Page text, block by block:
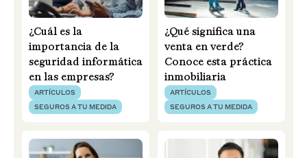
¿Cuál es la
importancia de la
seguridad informática
en las empresas?
ARTÍCULOS
SEGUROS A TU MEDIDA
¿Qué significa una
venta en verde?
Conoce esta práctica
inmobiliaria
ARTÍCULOS
SEGUROS A TU MEDIDA